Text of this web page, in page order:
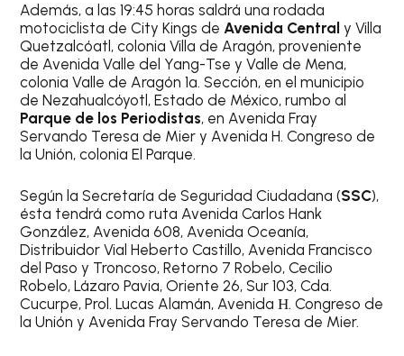
Además, a las 19:45 horas saldrá una rodada
motociclista de City Kings deAvenida Central y Villa
Quetzalcóatl, colonia Villa de Aragón, proveniente
de Avenida Valle del Yang-Tse y Valle de Mena,
colonia Valle de Aragón 1ª. Sección, en el municipio
de Nezahualcóyotl, Estado de México, rumbo al
Parque de los Periodistas, en Avenida Fray
Servando Teresa de Mier y Avenida H. Congreso de
la Unión, colonia El Parque.
Según la Secretaría de Seguridad Ciudadana (SSC),
ésta tendrá como ruta Avenida Carlos Hank
González, Avenida 608, Avenida Oceanía,
Distribuidor Vial Heberto Castillo, Avenida Francisco
del Paso y Troncoso, Retorno 7 Robelo, Cecilio
Robelo, Lázaro Pavia, Oriente 26, Sur 103, Cda.
Cucurpe, Prol. Lucas Alamán, Avenida Η. Congreso de
la Unión y Avenida Fray Servando Teresa de Mier.